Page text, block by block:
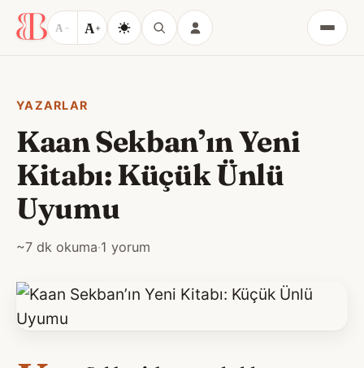
A − A+
Menü
YAZARLAR
Kaan Sekban’ın Yeni
Kitabı: Küçük Ünlü
Uyumu
~7 dk okuma·1 yorum